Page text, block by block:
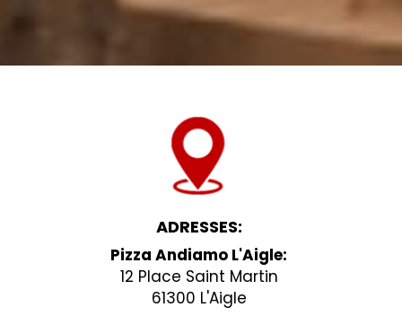
ADRESSES:
Pizza Andiamo L'Aigle:
12 Place Saint Martin
61300 L'Aigle